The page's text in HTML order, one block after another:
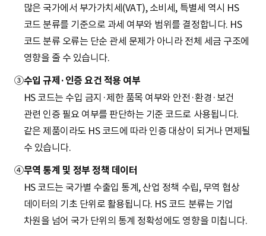
많은 국가에서 부가가치세(VAT), 소비세, 특별세 역시 HS
코드 분류를 기준으로 과세 여부와 범위를 결정합니다. HS
코드 분류 오류는 단순 관세 문제가 아니라 전체 세금 구조에
영향을 줄 수 있습니다.
③수입 규제·인증 요건 적용 여부
HS 코드는 수입 금지·제한 품목 여부와 안전·환경·보건
관련 인증 필요 여부를 판단하는 기준 코드로 사용됩니다.
같은 제품이라도 HS 코드에 따라 인증 대상이 되거나 면제될
수 있습니다.
④무역 통계 및 정부 정책 데이터
HS 코드는 국가별 수출입 통계, 산업 정책 수립, 무역 협상
데이터의 기초 단위로 활용됩니다. HS 코드 분류는 기업
차원을 넘어 국가 단위의 통계 정확성에도 영향을 미칩니다.